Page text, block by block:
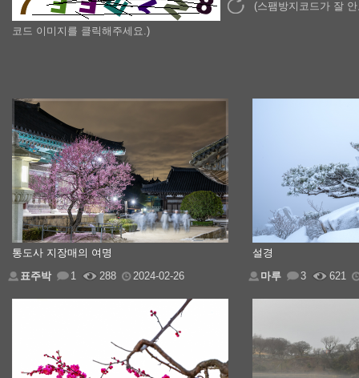
(스팸방지코드가 잘
코드 이미지를 클릭해주세요.)
통도사 지장매의 여명
표주박
1 288 2024-02-26
설경
마루
3 621